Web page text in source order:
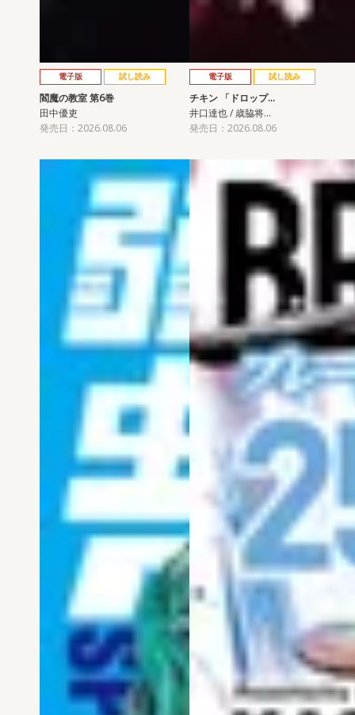
電子版 試し読み
閻魔の教室 第6巻
田中優吏
発売日：2026.08.06
電子版 試し読み
チキン 「ドロップ…
井口達也 / 歳脇将…
発売日：2026.08.06